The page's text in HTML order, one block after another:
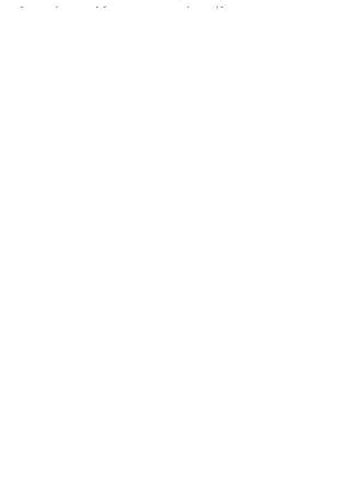
interlocución personal y directa, aspecto